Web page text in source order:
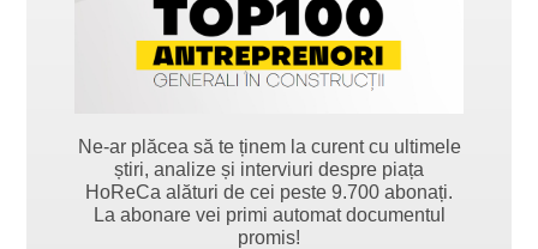
Ne-ar plăcea să te ținem la curent cu ultimele
știri, analize și interviuri despre piața
HoReCa alături de cei peste 9.700 abonați.
La abonare vei primi automat documentul
promis!